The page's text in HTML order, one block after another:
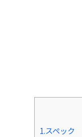
1.スペック